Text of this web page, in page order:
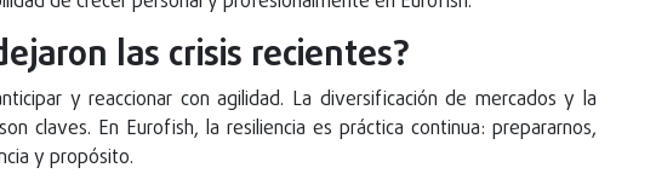
las crisis recientes?
y reaccionar con agilidad. La diversificación de mercados y la
claves. En Eurofish, la resiliencia es práctica continua: prepararnos,
y propósito.